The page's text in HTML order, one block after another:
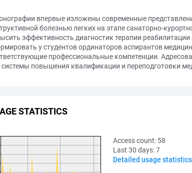
впервые изложены современные
болезнью легких на этапе санаторно-
эффективность диагностик терапии
у студентов ординаторов аспирантов
профессиональные компетенции.
системы повышения квалификации и переподготовки
STATISTICS
Access count: 58
Last 30 days:7
Detailed usage statistics